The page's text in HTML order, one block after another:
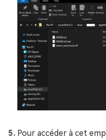
Pour accéder à cet